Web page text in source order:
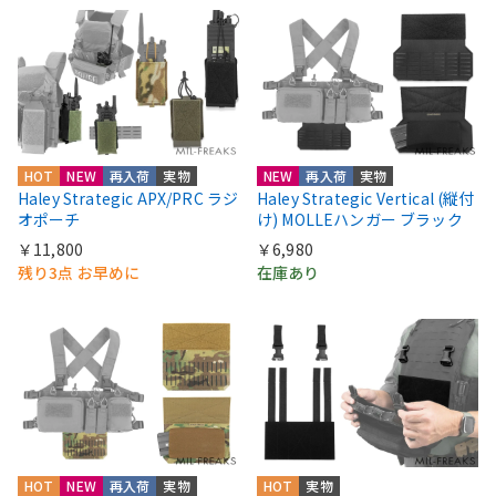
HOT NEW 再入荷 実物
Haley Strategic APX/PRC ラジ
オポーチ
￥11,800
残り3点 お早めに
NEW 再入荷 実物
Haley Strategic Vertical (縦付
け) MOLLEハンガー ブラック
￥6,980
在庫あり
HOT NEW 再入荷 実物 HOT 実物